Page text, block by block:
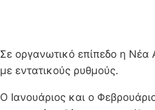
Σε οργανωτικό επίπεδο η Νέα
με εντατικούς ρυθμούς.
Ο Ιανουάριος και ο